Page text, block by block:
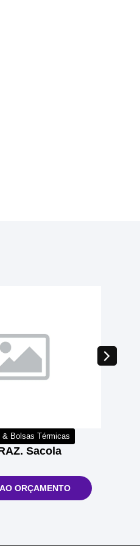
& Bolsas Térmicas
Sacola
ORÇAMENTO